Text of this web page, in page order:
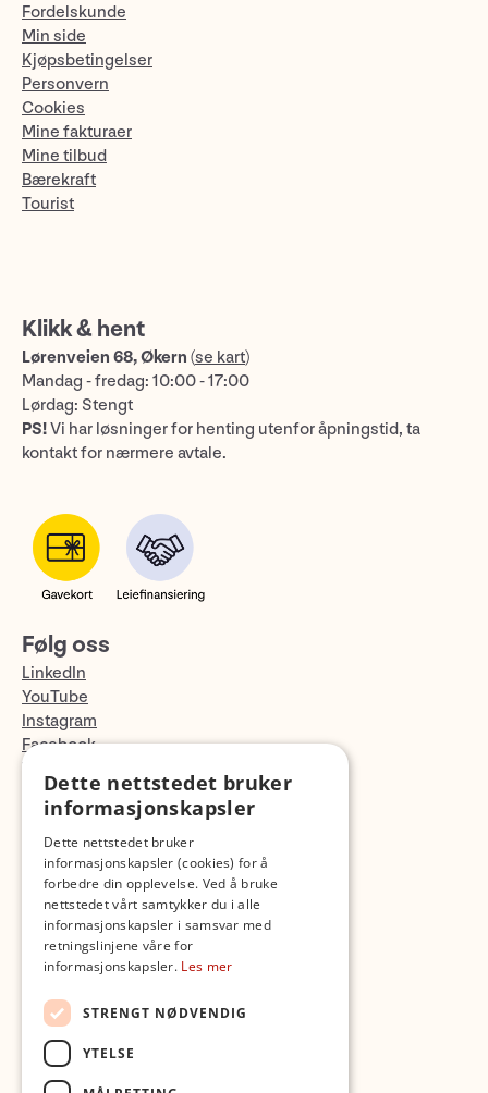
Fordelskunde
Min side
Kjøpsbetingelser
Personvern
Cookies
Mine fakturaer
Mine tilbud
Bærekraft
Tourist
Klikk & hent
Lørenveien 68, Økern (se kart)
Mandag - fredag: 10:00 - 17:00
Lørdag: Stengt
PS!Vi har løsninger for henting utenfor åpningstid, ta
kontakt for nærmere avtale.
Følg oss
LinkedIn
YouTube
Instagram
Facebook
TikTok
Fotopodden
Med forbehold om skrive- og lagerfeil
Dette nettstedet bruker
informasjonskapsler
Dette nettstedet bruker
informasjonskapsler (cookies) for å
forbedre din opplevelse. Ved å bruke
nettstedet vårt samtykker du i alle
informasjonskapsler i samsvar med
retningslinjene våre for
informasjonskapsler. Les mer
STRENGT NØDVENDIG
YTELSE